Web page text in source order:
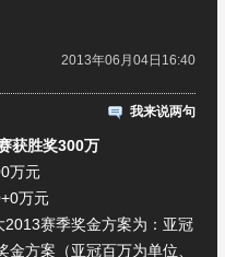
2013年06月04日16:40
我来说两句
获胜奖300万
万元
万元
赛季奖金方案为：亚冠
方案（亚冠百万为单位、